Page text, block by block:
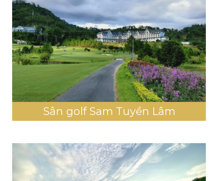
Sân golf Sam Tuyền Lâm